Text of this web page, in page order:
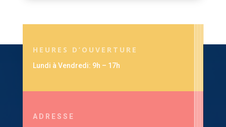
HEURES D’OUVERTURE
Lundi à Vendredi: 9h – 17h
ADRESSE